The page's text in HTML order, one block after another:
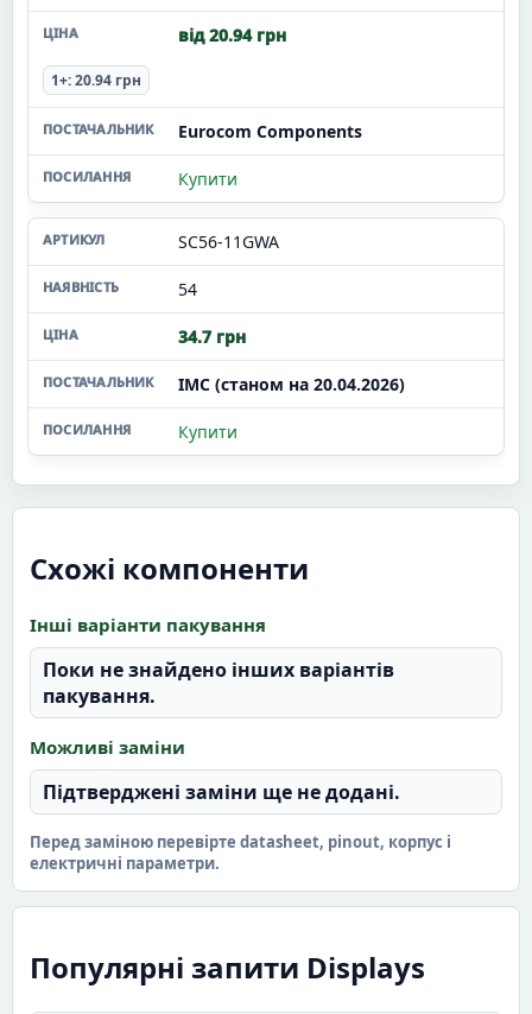
від 20.94 грн
1+: 20.94 грн
Eurocom Components
Купити
SC56-11GWA
54
34.7 грн
ІМС (станом на 20.04.2026)
Купити
Схожі компоненти
Інші варіанти пакування
Поки не знайдено інших варіантів
пакування.
Можливі заміни
Підтверджені заміни ще не додані.
Перед заміною перевірте datasheet, pinout, корпус і
електричні параметри.
Популярні запити Displays